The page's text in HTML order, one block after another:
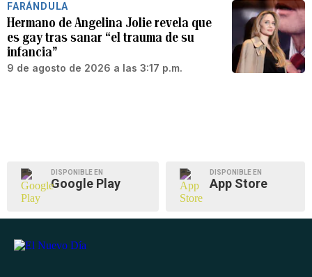
FARÁNDULA
Hermano de Angelina Jolie revela que
es gay tras sanar “el trauma de su
infancia”
9 de agosto de 2026 a las 3:17 p.m.
DISPONIBLE EN
Google Play
DISPONIBLE EN
App Store